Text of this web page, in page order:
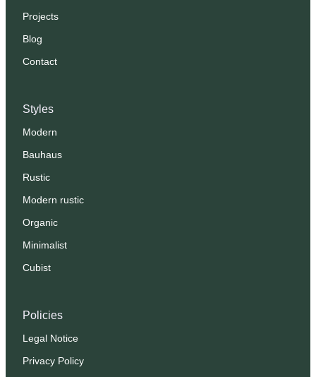
Styles
Modern
Bauhaus
Rustic
Modern rustic
Organic
Minimalist
Cubist
Policies
Legal Notice
Privacy Policy
Projects
Blog
Contact